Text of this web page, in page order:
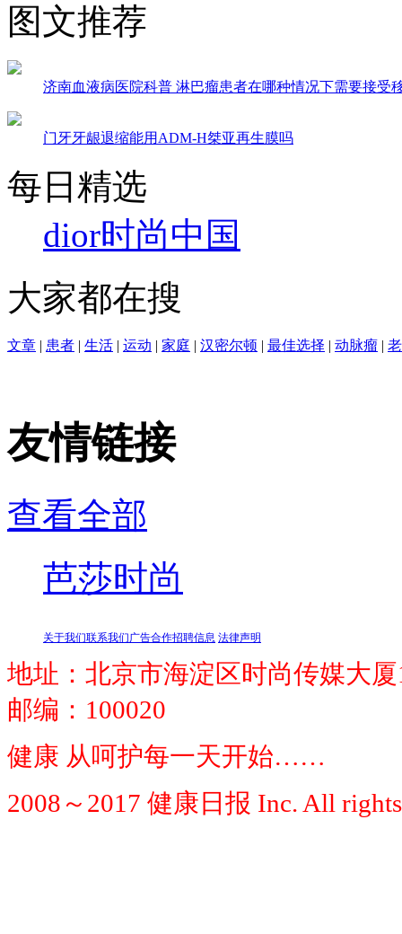
图文推荐
济南血液病医院科普 淋巴瘤患者在哪种情况下需要接受
门牙牙龈退缩能用ADM-H桀亚再生膜吗
每日精选
dior时尚中国
大家都在搜
文章 | 患者 | 生活 | 运动 | 家庭 | 汉密尔顿 | 最佳选择 | 动脉瘤 |
友情链接
查看全部
芭莎时尚
关于我们联系我们广告合作招聘信息 法律声明
地址：北京市海淀区时尚传媒大厦
邮编：100020
健康 从呵护每一天开始……
2008～2017 健康日报 Inc. All